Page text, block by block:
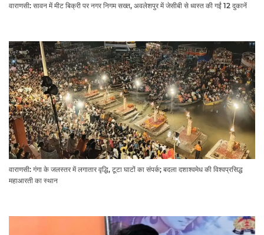
वाराणसी: सावन में मीट बिक्री पर नगर निगम सख्त, अवलेशपुर में जेसीबी से ध्वस्त की गईं 12 दुकानें
वाराणसी: गंगा के जलस्तर में लगातार वृद्धि, टूटा घाटों का संपर्क; बदला दशाश्वमेध की विश्वप्रसिद्ध
महाआरती का स्थान